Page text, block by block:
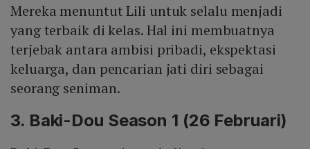
Mereka menuntut Lili untuk selalu menjadi
yang terbaik di kelas. Hal ini membuatnya
terjebak antara ambisi pribadi, ekspektasi
keluarga, dan pencarian jati diri sebagai
seorang seniman.
3. Baki-Dou Season 1 (26 Februari)